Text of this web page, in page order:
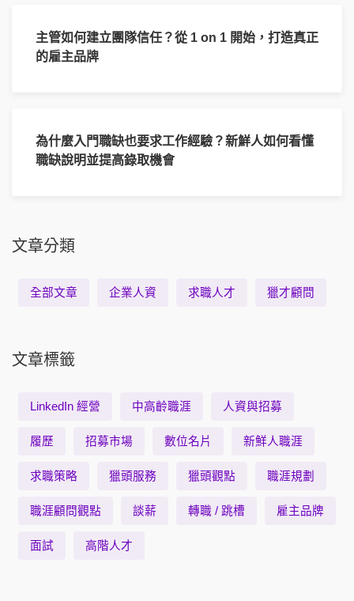
主管如何建立團隊信任？從 1 on 1 開始，打造真正
的雇主品牌
為什麼入門職缺也要求工作經驗？新鮮人如何看懂
職缺說明並提高錄取機會
文章分類
全部文章 企業人資 求職人才 獵才顧問
文章標籤
LinkedIn 經營 中高齡職涯 人資與招募
履歷 招募市場 數位名片 新鮮人職涯
求職策略 獵頭服務 獵頭觀點 職涯規劃
職涯顧問觀點 談薪 轉職 / 跳槽 雇主品牌
面試 高階人才